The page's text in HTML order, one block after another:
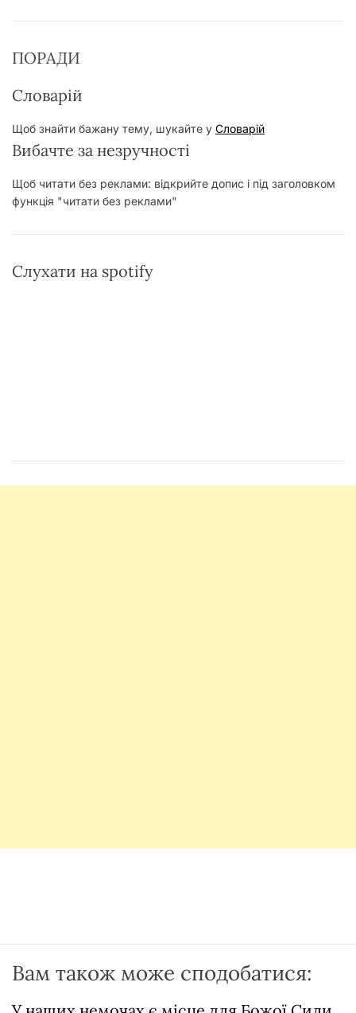
ПОРАДИ
Словарій
Щоб знайти бажану тему, шукайте у Словарій
Вибачте за незручності
Щоб читати без реклами: відкрийте допис і під заголовком
функція "читати без реклами"
Слухати на spotify
Вам також може сподобатися: